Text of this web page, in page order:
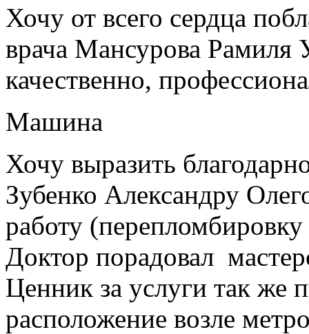
Хочу от всего сердца
врача Мансурова Рамиля
качественно,
Машина
Хочу выразить
Зубенко Александру
работу
Доктор порадовал
Ценник за услуги так же
расположение возле